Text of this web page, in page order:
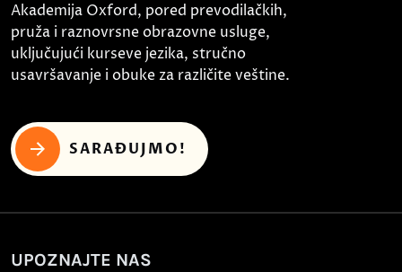
Akademija Oxford, pored prevodilačkih,
pruža i raznovrsne obrazovne usluge,
uključujući kurseve jezika, stručno
usavršavanje i obuke za različite veštine.
SARAĐUJMO!
UPOZNAJTE NAS